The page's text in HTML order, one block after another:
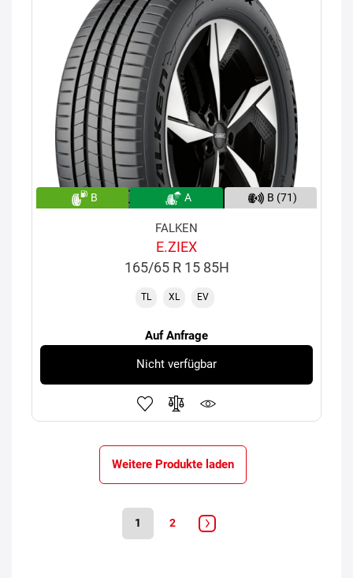
B A B (71)
FALKEN
E.ZIEX
165/65 R 15 85H
TL XL EV
Auf Anfrage
Nicht verfügbar
Weitere Produkte laden
1 2